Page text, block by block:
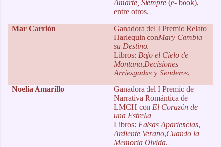
Amarte, Siempre(e- book),
entre otros.
Mar Carrión
Ganadora del I Premio Relato
Harlequin conMary Cambia
su Destino.
Libros: Bajo el Cielo de
Montana,Decisiones
Arriesgadas ySenderos.
Noelia Amarillo
Ganadora del I Premio de
Narrativa Romántica de
LMCH con El Corazón de
una Estrella
Libros: Falsas Apariencias,
Ardiente Verano,Cuando la
Memoria Olvida.